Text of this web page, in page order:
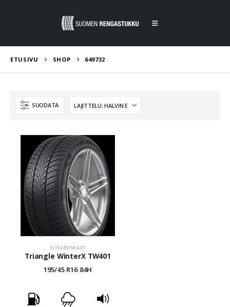
ETUSIVU SHOP 649732
SUODATA
KITKARENKAAT
Triangle WinterX TW401
195/45 R16 84H